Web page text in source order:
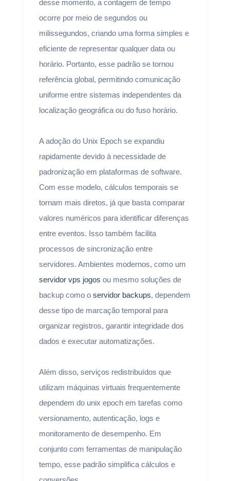
desse momento, a contagem de tempo
ocorre por meio de segundos ou
milissegundos, criando uma forma simples e
eficiente de representar qualquer data ou
horário. Portanto, esse padrão se tornou
referência global, permitindo comunicação
uniforme entre sistemas independentes da
localização geográfica ou do fuso horário.
A adoção do Unix Epoch se expandiu
rapidamente devido à necessidade de
padronização em plataformas de software.
Com esse modelo, cálculos temporais se
tornam mais diretos, já que basta comparar
valores numéricos para identificar diferenças
entre eventos. Isso também facilita
processos de sincronização entre
servidores. Ambientes modernos, como um
servidor vps jogos ou mesmo soluções de
backup como o servidor backups, dependem
desse tipo de marcação temporal para
organizar registros, garantir integridade dos
dados e executar automatizações.
Além disso, serviços redistribuídos que
utilizam máquinas virtuais frequentemente
dependem do unix epoch em tarefas como
versionamento, autenticação, logs e
monitoramento de desempenho. Em
conjunto com ferramentas de manipulação
tempo, esse padrão simplifica cálculos e